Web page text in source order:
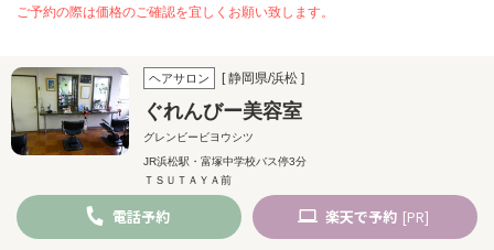
ご予約の際は価格のご確認を宜しくお願い致します。
ヘアサロン [ 静岡県/浜松 ]
ぐれんびー美容室
グレンビービヨウシツ
JR浜松駅・富塚中学校バス停3分
ＴＳＵＴＡＹＡ前
電話予約 楽天で予約 [PR]